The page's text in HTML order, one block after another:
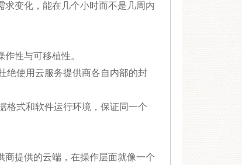
变化，能在几个小时而不是几周内
性与可移植性。
绝使用云服务提供商各自内部的封
格式和软件运行环境，保证同一个
提供的云端，在操作层面就像一个